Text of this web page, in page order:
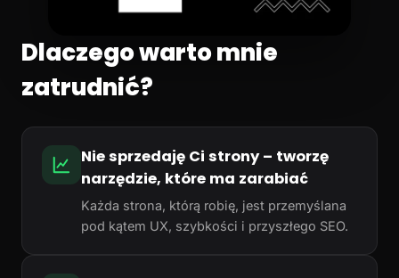
Dlaczego warto mnie
zatrudnić?
Nie sprzedaję Ci strony – tworzę
narzędzie, które ma zarabiać
Każda strona, którą robię, jest przemyślana
pod kątem UX, szybkości i przyszłego SEO.